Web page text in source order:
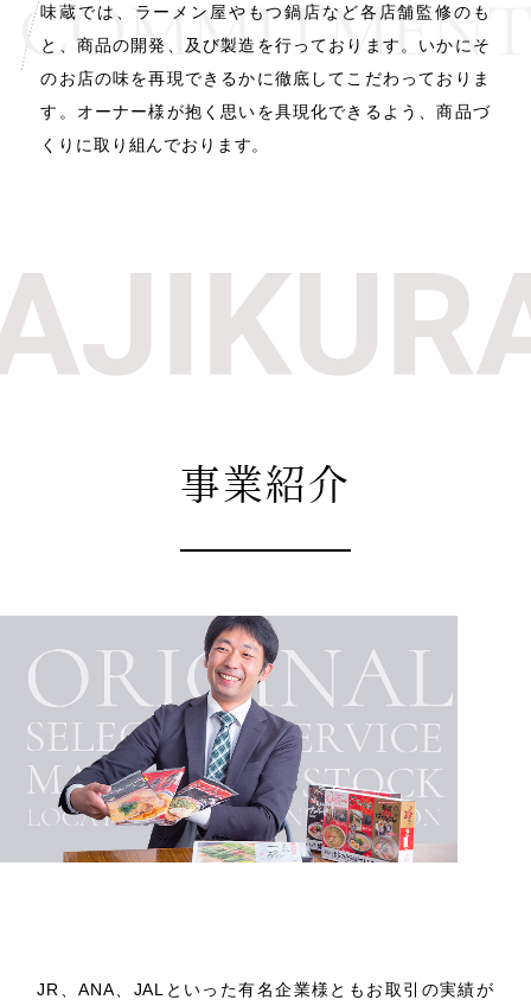
味蔵では、ラーメン屋やもつ鍋店など各店舗監修のも
と、 商品の開発、及び製造を行っております。 いかにそ
のお店の味を再現できるかに徹底して こだわっておりま
す。 オーナー様が抱く思いを具現化できるよう、商品づ
くりに取り組んでおります。
事業紹介
JR、ANA、JALといった有名企業様ともお取引の実績が